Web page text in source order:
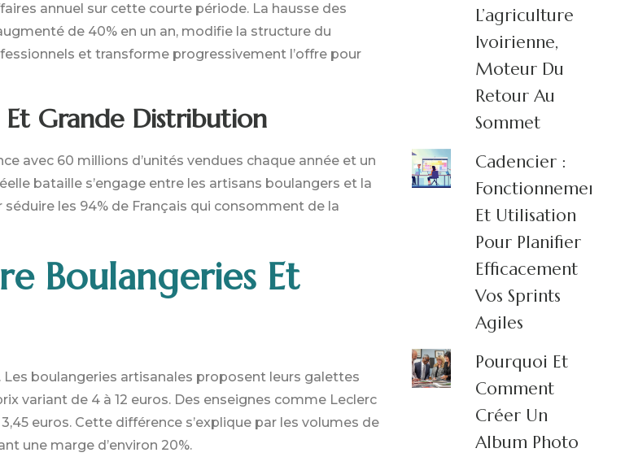
annuel sur cette courte période. La hausse des
de 40% en un an, modifie la structure du
et transforme progressivement l’offre pour
Grande Distribution
avec 60 millions d’unités vendues chaque année et un
bataille s’engage entre les artisans boulangers et la
les 94% de Français qui consomment de la
Boulangeries Et
boulangeries artisanales proposent leurs galettes
variant de 4 à 12 euros. Des enseignes comme Leclerc
euros. Cette différence s’explique par les volumes de
une marge d’environ 20%.
L’agriculture
Ivoirienne,
Moteur Du
Retour Au
Sommet
Cadencier :
Fonctionnement
Et Utilisation
Pour Planifier
Efficacement
Vos Sprints
Agiles
Pourquoi Et
Comment
Créer Un
Album Photo